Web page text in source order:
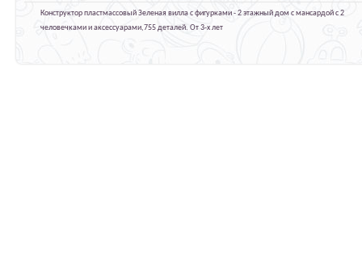
Конструктор пластмассовый Зеленая вилла с фигурками - 2 этажный дом с мансардой с 2
человечками и аксессуарами,755 деталей. От 3-х лет